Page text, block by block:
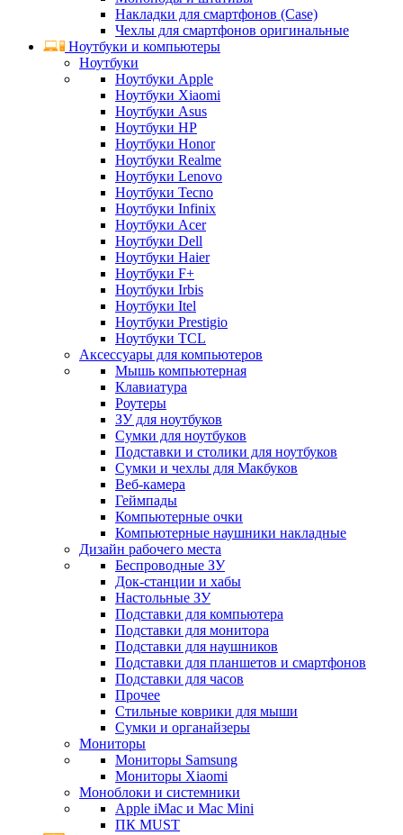
Накладки для смартфонов (Case)
Чехлы для смартфонов оригинальные
Ноутбуки и компьютеры
Ноутбуки
Ноутбуки Apple
Ноутбуки Xiaomi
Ноутбуки Asus
Ноутбуки HP
Ноутбуки Honor
Ноутбуки Realme
Ноутбуки Lenovo
Ноутбуки Tecno
Ноутбуки Infinix
Ноутбуки Acer
Ноутбуки Dell
Ноутбуки Haier
Ноутбуки F+
Ноутбуки Irbis
Ноутбуки Itel
Ноутбуки Prestigio
Ноутбуки TCL
Аксессуары для компьютеров
Мышь компьютерная
Клавиатура
Роутеры
ЗУ для ноутбуков
Сумки для ноутбуков
Подставки и столики для ноутбуков
Сумки и чехлы для Макбуков
Веб-камера
Геймпады
Компьютерные очки
Компьютерные наушники накладные
Дизайн рабочего места
Беспроводные ЗУ
Док-станции и хабы
Настольные ЗУ
Подставки для компьютера
Подставки для монитора
Подставки для наушников
Подставки для планшетов и смартфонов
Подставки для часов
Прочее
Стильные коврики для мыши
Сумки и органайзеры
Мониторы
Мониторы Samsung
Мониторы Xiaomi
Моноблоки и системники
Apple iMac и Mac Mini
ПК MUST